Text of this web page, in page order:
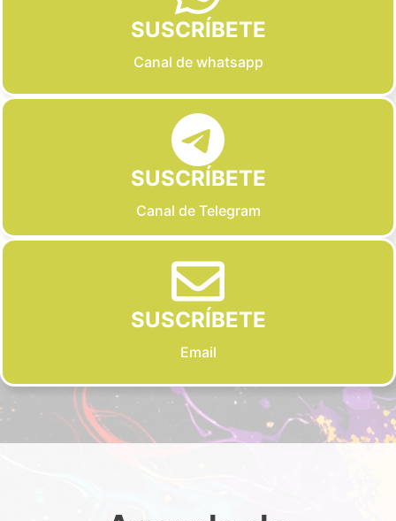
SUSCRÍBETE
Canal de whatsapp
SUSCRÍBETE
Canal de Telegram
SUSCRÍBETE
Email